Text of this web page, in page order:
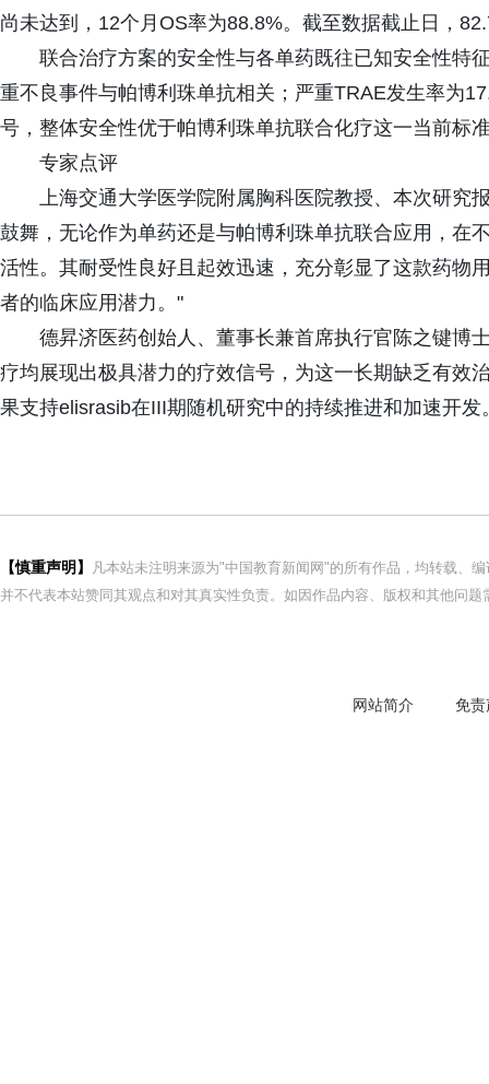
尚未达到，12个月OS率为88.8%。截至数据截止日，
联合治疗方案的安全性与各单药既往已知安全性特
重不良事件与帕博利珠单抗相关；严重TRAE发生率为
号，整体安全性优于帕博利珠单抗联合化疗这一当前标
专家点评
上海交通大学医学院附属胸科医院教授、本次研究
鼓舞，无论作为单药还是与帕博利珠单抗联合应用，在
活性。其耐受性良好且起效迅速，充分彰显了这款药物
者的临床应用潜力。"
德昇济医药创始人、董事长兼首席执行官陈之键博
疗均展现出极具潜力的疗效信号，为这一长期缺乏有效
果支持elisrasib在III期随机研究中的持续推进和加速开发
【慎重声明】
凡本站未注明来源为"中国教育新闻网"的所有作品，均转载、
并不代表本站赞同其观点和对其真实性负责。如因作品内容、版权和其他问
网站简介 免责